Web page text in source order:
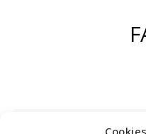
Pregunta: ¿Qué